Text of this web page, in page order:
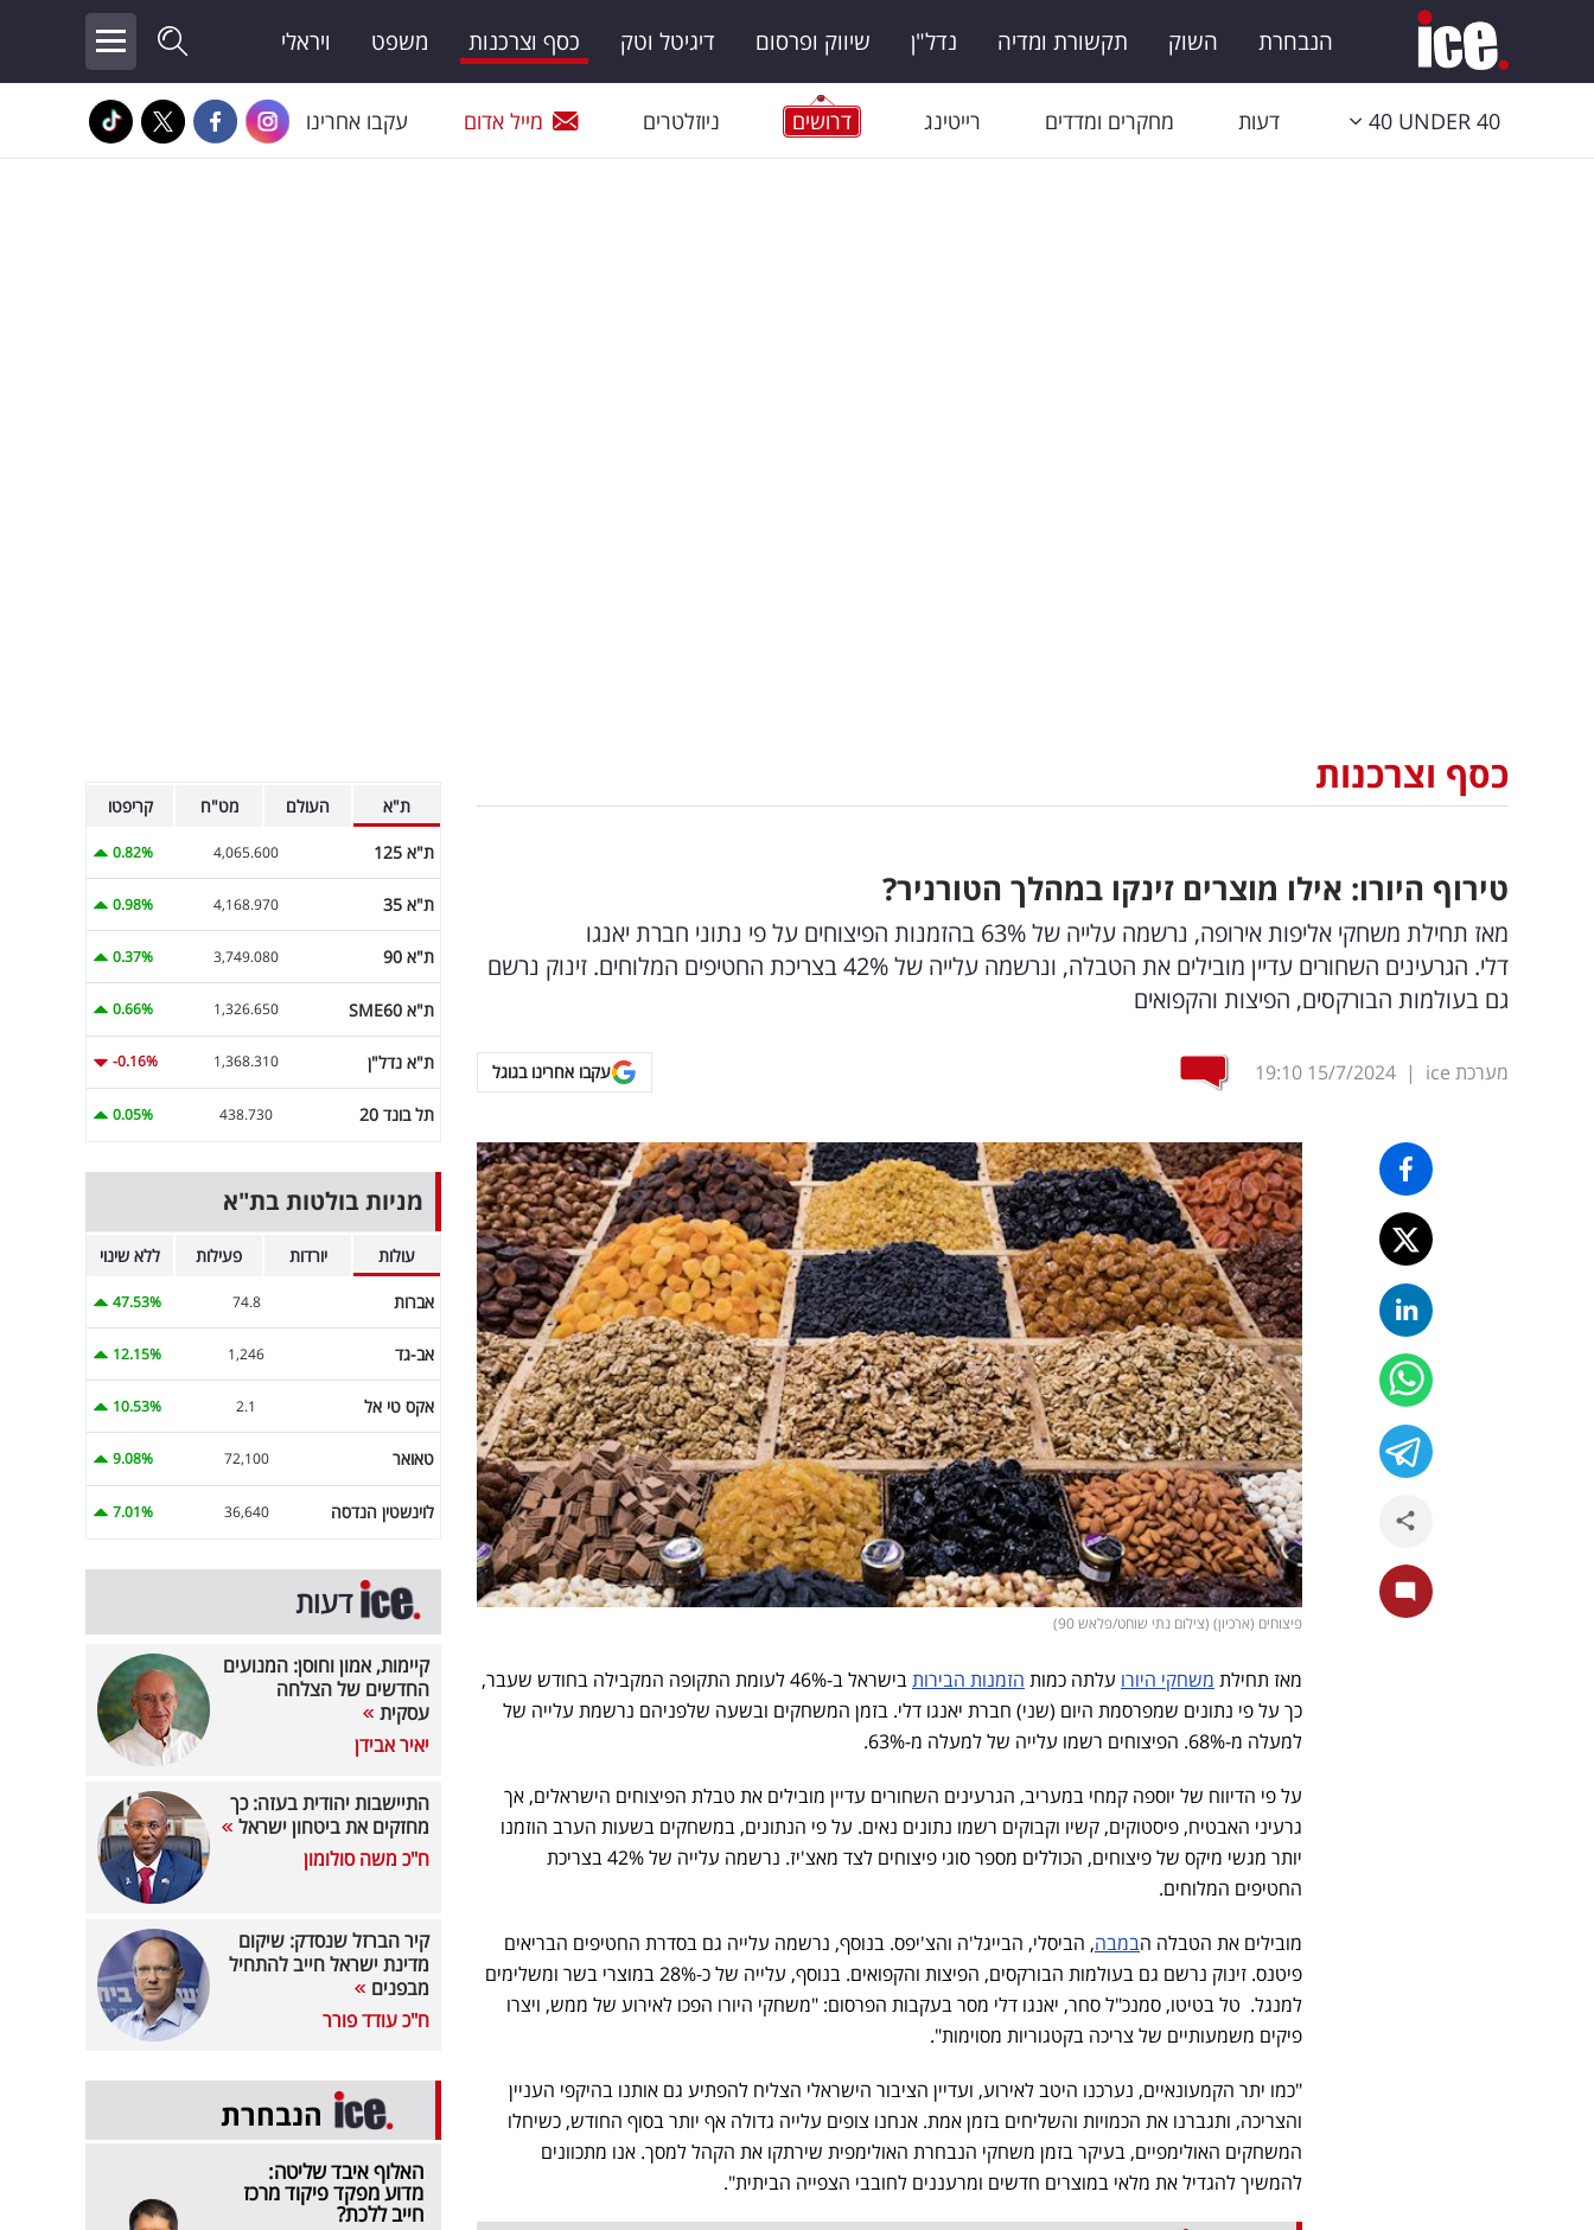
הנבחרת השוק תקשורת ומדיה נדל"ן שיווק ופרסום דיגיטל וטק כסף וצרכנות משפט ויראלי
40 UNDER 40 דעות מחקרים ומדדים רייטינג דרושים ניוזלטרים מייל אדום עקבו אחרינו
כסף וצרכנות
טירוף היורו: אילו מוצרים זינקו במהלך הטורניר?
מאז תחילת משחקי אליפות אירופה, נרשמה עלייה של 63% בהזמנות הפיצוחים על פי נתוני חברת יאנגו
דלי. הגרעינים השחורים עדיין מובילים את הטבלה, ונרשמה עלייה של 42% בצריכת החטיפים המלוחים. זינוק נרשם
גם בעולמות הבורקסים, הפיצות והקפואים
מערכת ice |
15/7/2024
19:10 עקבו אחרינו בגוגל
פיצוחים (ארכיון) (צילום נתי שוחט/פלאש 90)
מאז תחילת משחקי היורו עלתה כמות הזמנות הבירות
בישראל ב-46% לעומת התקופה המקבילה בחודש שעבר,
כך על פי נתונים שמפרסמת היום (שני) חברת יאנגו דלי. בזמן המשחקים ובשעה שלפניהם נרשמת עלייה של
למעלה מ-68%. הפיצוחים רשמו עלייה של למעלה מ-63%.
על פי הדיווח של יוספה קמחי במעריב, הגרעינים השחורים עדיין מובילים את טבלת הפיצוחים הישראלים, אך
גרעיני האבטיח, פיסטוקים, קשיו וקבוקים רשמו נתונים נאים. על פי הנתונים, במשחקים בשעות הערב הוזמנו
יותר מגשי מיקס של פיצוחים, הכוללים מספר סוגי פיצוחים לצד מאצ'יז. נרשמה עלייה של 42% בצריכת
החטיפים המלוחים.
מובילים את הטבלה הבמבה, הביסלי, הבייגל'ה והצ'יפס. בנוסף, נרשמה עלייה גם בסדרת החטיפים הבריאים
פיטנס. זינוק נרשם גם בעולמות הבורקסים, הפיצות והקפואים. בנוסף, עלייה של כ-28% במוצרי בשר ומשלימים
למנגל. טל בטיטו, סמנכ"ל סחר, יאנגו דלי מסר בעקבות הפרסום: "משחקי היורו הפכו לאירוע של ממש, ויצרו
פיקים משמעותיים של צריכה בקטגוריות מסוימות".
"כמו יתר הקמעונאיים, נערכנו היטב לאירוע, ועדיין הציבור הישראלי הצליח להפתיע גם אותנו בהיקפי העניין
והצריכה, ותגברנו את הכמויות והשליחים בזמן אמת. אנחנו צופים עלייה גדולה אף יותר בסוף החודש, כשיחלו
המשחקים האולימפיים, בעיקר בזמן משחקי הנבחרת האולימפית שירתקו את הקהל למסך. אנו מתכוונים
להמשיך להגדיל את מלאי במוצרים חדשים ומרעננים לחובבי הצפייה הביתית".
ת"א העולם מט"ח קריפטו
ת"א 125 4,065.600
0.82%
ת"א 35 4,168.970
0.98%
ת"א 90 3,749.080
0.37%
ת"א SME60 1,326.650
0.66%
ת"א נדל"ן 1,368.310
-0.16%
תל בונד 20 438.730
0.05%
מניות בולטות בת"א
עולות יורדות פעילות ללא שינוי
אברות 74.8
47.53%
אב-גד 1,246
12.15%
אקס טי אל 2.1
10.53%
טאואר 72,100
9.08%
לוינשטין הנדסה 36,640
7.01%
דעות
קיימות, אמון וחוסן: המנועים
החדשים של הצלחה
עסקית
יאיר אבידן
התיישבות יהודית בעזה: כך
מחזקים את ביטחון ישראל
ח"כ משה סולומון
קיר הברזל שנסדק: שיקום
מדינת ישראל חייב להתחיל
מבפנים
ח"כ עודד פורר
הנבחרת
האלוף איבד שליטה:
מדוע מפקד פיקוד מרכז
חייב ללכת?